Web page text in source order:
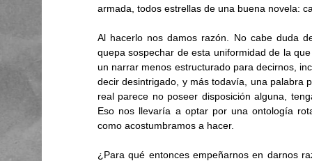
armada, todos estrellas de una buena novela:
Al hacerlo nos damos razón. No cabe duda
quepa sospechar de esta uniformidad de la
un narrar menos estructurado para decirnos,
decir desintrigado, y más todavía, una palabra
real parece no poseer disposición alguna,
Eso nos llevaría a optar por una ontología
como acostumbramos a hacer.
¿Para qué entonces empeñarnos en darnos